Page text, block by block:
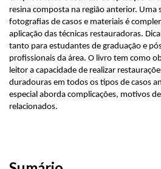
resina composta na região anterior. Uma
fotografias de casos e materiais é
aplicação das técnicas restauradoras.
tanto para estudantes de graduação e
profissionais da área. O livro tem como
leitor a capacidade de realizar
duradouras em todos os tipos de casos
especial aborda complicações, motivos
relacionados.